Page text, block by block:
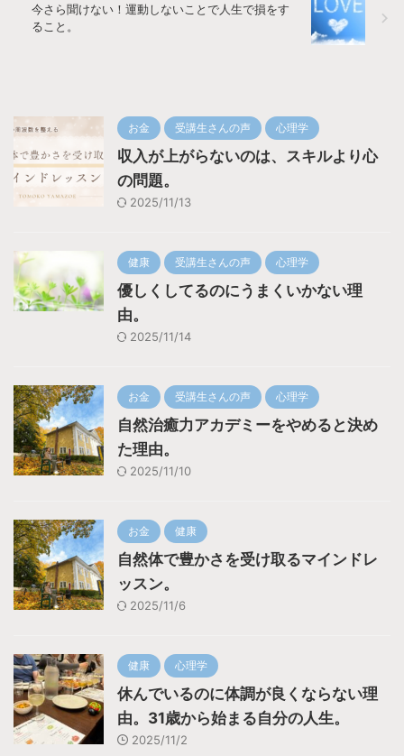
今さら聞けない！運動しないことで人生で損をす
ること。
お金 受講生さんの声 心理学
収入が上がらないのは、スキルより心
の問題。
2025/11/13
健康 受講生さんの声 心理学
優しくしてるのにうまくいかない理
由。
2025/11/14
お金 受講生さんの声 心理学
自然治癒力アカデミーをやめると決め
た理由。
2025/11/10
お金 健康
自然体で豊かさを受け取るマインドレ
ッスン。
2025/11/6
健康 心理学
休んでいるのに体調が良くならない理
由。31歳から始まる自分の人生。
2025/11/2